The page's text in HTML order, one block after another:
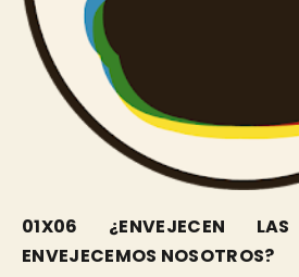
01X06 ¿ENVEJECEN
ENVEJECEMOS NOSOTROS?